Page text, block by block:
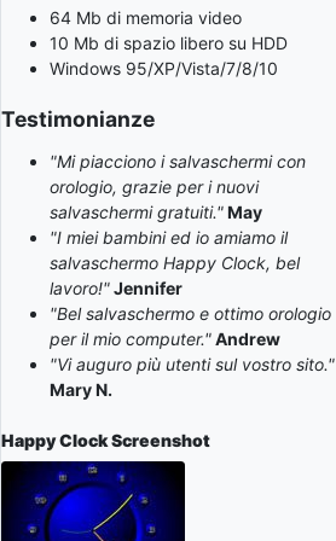
64 Mb di memoria video
10 Mb di spazio libero su HDD
Windows 95/XP/Vista/7/8/10
Testimonianze
"Mi piacciono i salvaschermi con
orologio, grazie per i nuovi
salvaschermi gratuiti."May
"I miei bambini ed io amiamo il
salvaschermo Happy Clock, bel
lavoro!"Jennifer
"Bel salvaschermo e ottimo orologio
per il mio computer."Andrew
"Vi auguro più utenti sul vostro sito."
Mary N.
Happy ClockScreenshot